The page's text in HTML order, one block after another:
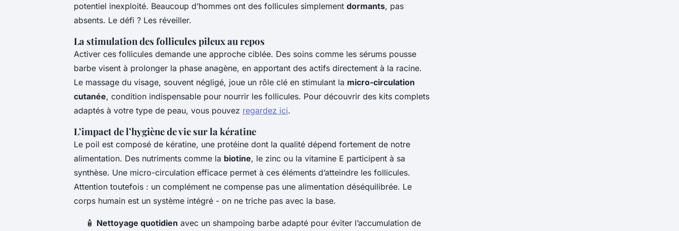
potentiel inexploité. Beaucoup d’hommes ont des follicules simplement dormants, pas
absents. Le défi ? Les réveiller.
La stimulation des follicules pileux au repos
Activer ces follicules demande une approche ciblée. Des soins comme les sérums pousse
barbe visent à prolonger la phase anagène, en apportant des actifs directement à la racine.
Le massage du visage, souvent négligé, joue un rôle clé en stimulant la micro-circulation
cutanée, condition indispensable pour nourrir les follicules. Pour découvrir des kits complets
adaptés à votre type de peau, vous pouvez regardez ici.
L’impact de l’hygiène de vie sur la kératine
Le poil est composé de kératine, une protéine dont la qualité dépend fortement de notre
alimentation. Des nutriments comme la biotine, le zinc ou la vitamine E participent à sa
synthèse. Une micro-circulation efficace permet à ces éléments d’atteindre les follicules.
Attention toutefois : un complément ne compense pas une alimentation déséquilibrée. Le
corps humain est un système intégré - on ne triche pas avec la base.
🧴 Nettoyage quotidien avec un shampoing barbe adapté pour éviter l’accumulation de